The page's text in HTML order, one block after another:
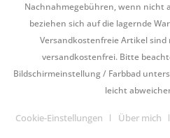
Nachnahmegebühren, wenn nicht
beziehen sich auf die lagernde
Versandkostenfreie Artikel
versandkostenfrei. Bitte
Bildschirmeinstellung / Farbbad
leicht
Cookie-Einstellungen Über mich